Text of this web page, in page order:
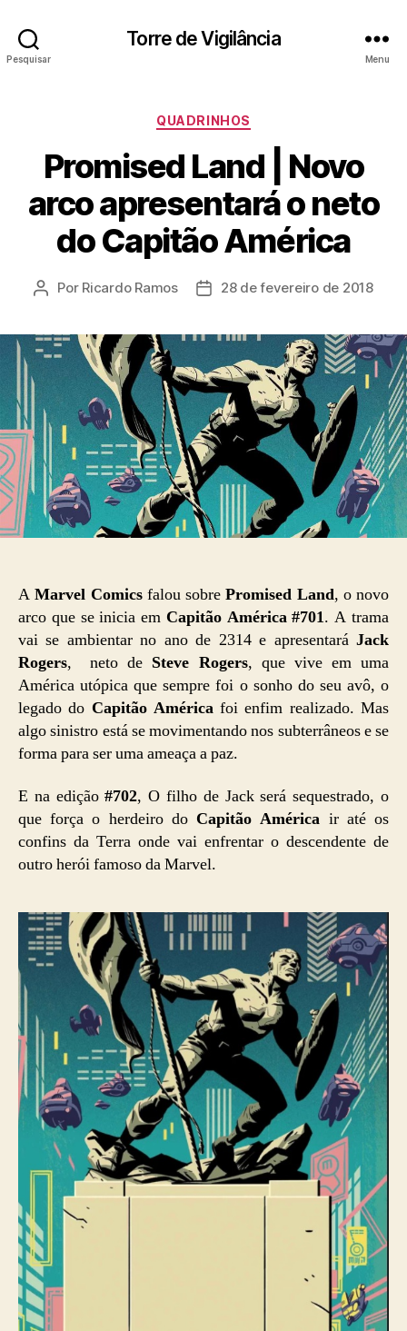
Pesquisar
Torre de Vigilância
Menu
Categorias
QUADRINHOS
Promised Land | Novo
arco apresentará o neto
do Capitão América
Autor
Por Ricardo Ramos
Data28 de fevereiro de 2018
AMarvel Comicsfalou sobrePromised Land, o novo
arco que se inicia em Capitão América #701. A trama
vai se ambientar no ano de 2314 e apresentará Jack
Rogers, neto de Steve Rogers, que vive em uma
América utópica que sempre foi o sonho do seu avô, o
legado do Capitão Américafoi enfim realizado. Mas
algo sinistro está se movimentando nos subterrâneos e se
forma para ser uma ameaça a paz.
E na edição#702, O filho de Jack será sequestrado, o
que força o herdeiro do Capitão América ir até os
confins da Terra onde vai enfrentar o descendente de
outro herói famoso da Marvel.